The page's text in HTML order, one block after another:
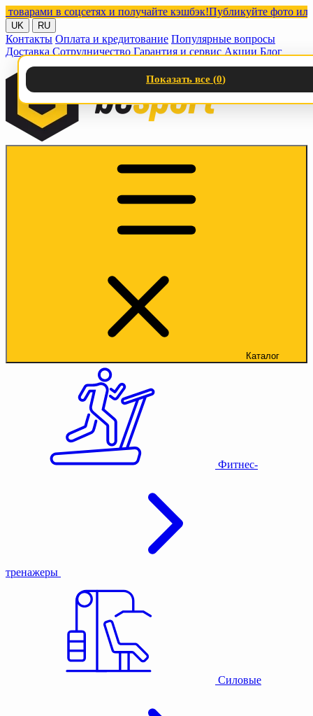
в соцсетях и получайте кэшбэк!Публикуйте фото или
UK RU
Контакты Оплата и кредитование Популярные вопросы
Доставка Сотрудничество Гарантия и сервис Акции Блог
Каталог
Фитнес-
тренажеры
Силовые
Показать все (0)